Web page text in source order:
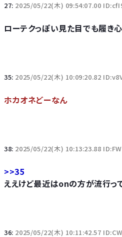
27: 2025/05/22(木) 09:54:07.00
ローテクっぽい見た目でも履き
35: 2025/05/22(木) 10:09:20.82
ホカオネどーなん
38: 2025/05/22(木) 10:13:23.88
>>35
ええけど最近はonの方が流行っ
36: 2025/05/22(木) 10:11:42.57